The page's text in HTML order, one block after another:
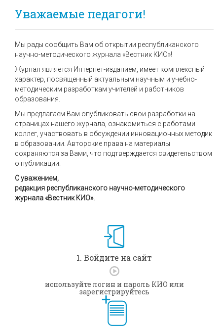
Уважаемые педагоги!
Мы рады сообщить Вам об открытии республиканского
научно-методического журнала «Вестник КИО»!
Журнал является Интернет-изданием, имеет комплексный
характер, посвященный актуальным научным и учебно-
методическим разработкам учителей и работников
образования.
Мы предлагаем Вам опубликовать свои разработки на
страницах нашего журнала, ознакомиться с работами
коллег, участвовать в обсуждении инновационных методик
в образовании. Авторские права на материалы
сохраняются за Вами, что подтверждается свидетельством
о публикации.
С уважением,
редакция республиканского научно-методического
журнала «Вестник КИО».
1. Войдите на сайт
используйте логин и пароль КИО или
зарегистрируйтесь